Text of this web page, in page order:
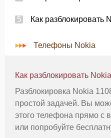
Как разблокировать
Телефоны Nokia
Как разблокировать
Разблокировка Nokia
простой задачей. Вы
этого телефона прямо с
или попробуйте